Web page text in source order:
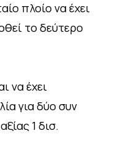
πλοίο να έχει
το δεύτερο
να έχει
για δύο συν
1 δισ.